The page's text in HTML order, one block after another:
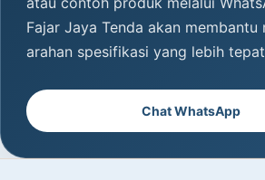
Fajar Jaya Tenda akan membantu
arahan spesifikasi yang lebih
Chat WhatsApp